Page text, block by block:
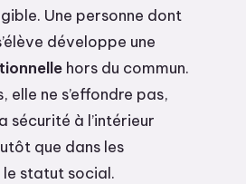
Une personne dont
développe une
hors du commun.
elle ne s’effondre pas,
sécurité à l’intérieur
que dans les
le statut social.